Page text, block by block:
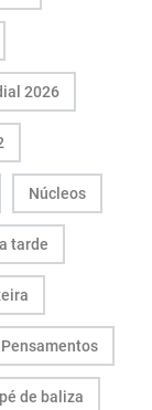
2026
Núcleos
tarde
Pensamentos
de baliza